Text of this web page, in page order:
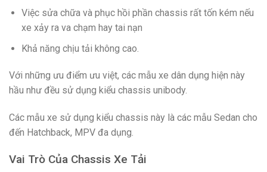
Việc sửa chữa và phục hồi phần chassis rất tốn kém nếu
xe xảy ra va chạm hay tai nạn
Khả năng chịu tải không cao.
Với những ưu điểm ưu việt, các mẫu xe dân dụng hiện này
hầu như đều sử dụng kiểu chassis unibody.
Các mẫu xe sử dụng kiểu chassis này là các mẫu Sedan cho
đến Hatchback, MPV đa dụng.
Vai Trò Của Chassis Xe Tải